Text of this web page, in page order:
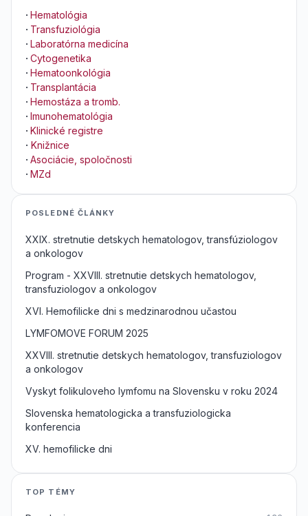
· Hematológia
· Transfuziológia
· Laboratórna medicína
· Cytogenetika
· Hematoonkológia
· Transplantácia
· Hemostáza a tromb.
· Imunohematológia
· Klinické registre
· Knižnice
· Asociácie, spoločnosti
· MZd
POSLEDNÉ ČLÁNKY
XXIX. stretnutie detskych hematologov, transfúziologov
a onkologov
Program - XXVIII. stretnutie detskych hematologov,
transfuziologov a onkologov
XVI. Hemofilicke dni s medzinarodnou učastou
LYMFOMOVE FORUM 2025
XXVIII. stretnutie detskych hematologov, transfuziologov
a onkologov
Vyskyt folikuloveho lymfomu na Slovensku v roku 2024
Slovenska hematologicka a transfuziologicka
konferencia
XV. hemofilicke dni
TOP TÉMY